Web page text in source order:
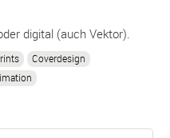
digital (auch Vektor).
Coverdesign